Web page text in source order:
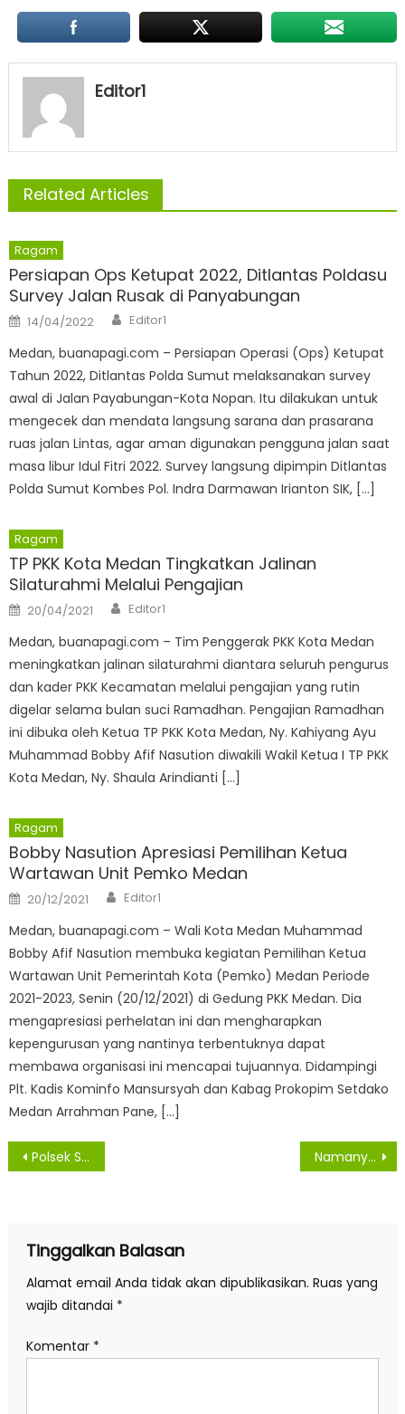
Editor1
Related Articles
Ragam
Persiapan Ops Ketupat 2022, Ditlantas Poldasu
Survey Jalan Rusak di Panyabungan
Posted
on
14/04/2022 Author
Editor1
Medan, buanapagi.com – Persiapan Operasi (Ops) Ketupat
Tahun 2022, Ditlantas Polda Sumut melaksanakan survey
awal di Jalan Payabungan-Kota Nopan. Itu dilakukan untuk
mengecek dan mendata langsung sarana dan prasarana
ruas jalan Lintas, agar aman digunakan pengguna jalan saat
masa libur Idul Fitri 2022. Survey langsung dipimpin Ditlantas
Polda Sumut Kombes Pol. Indra Darmawan Irianton SIK, […]
Ragam
TP PKK Kota Medan Tingkatkan Jalinan
Silaturahmi Melalui Pengajian
Posted
on
20/04/2021 Author
Editor1
Medan, buanapagi.com – Tim Penggerak PKK Kota Medan
meningkatkan jalinan silaturahmi diantara seluruh pengurus
dan kader PKK Kecamatan melalui pengajian yang rutin
digelar selama bulan suci Ramadhan. Pengajian Ramadhan
ini dibuka oleh Ketua TP PKK Kota Medan, Ny. Kahiyang Ayu
Muhammad Bobby Afif Nasution diwakili Wakil Ketua I TP PKK
Kota Medan, Ny. Shaula Arindianti […]
Ragam
Bobby Nasution Apresiasi Pemilihan Ketua
Wartawan Unit Pemko Medan
Posted
on
20/12/2021 Author
Editor1
Medan, buanapagi.com – Wali Kota Medan Muhammad
Bobby Afif Nasution membuka kegiatan Pemilihan Ketua
Wartawan Unit Pemerintah Kota (Pemko) Medan Periode
2021-2023, Senin (20/12/2021) di Gedung PKK Medan. Dia
mengapresiasi perhelatan ini dan mengharapkan
kepengurusan yang nantinya terbentuknya dapat
membawa organisasi ini mencapai tujuannya. Didampingi
Plt. Kadis Kominfo Mansursyah dan Kabag Prokopim Setdako
Medan Arrahman Pane, […]
Navigasi
Polsek Sei Kepayang Polres Asahan Monitoring Vaksinasi Dosis I dan II Di Desa Sei Tualang Pandau Namanya Dicatut Untuk Bantuan UMKM, Wali Kota Semarang : Saya Pastikan Itu Penipuan
Tinggalkan Balasan
Alamat email Anda tidak akan dipublikasikan. Ruas yang
wajib ditandai *
Komentar *